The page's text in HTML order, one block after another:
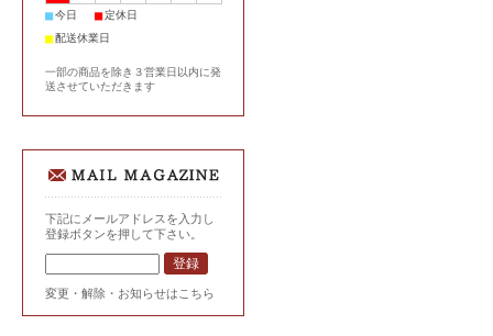
■今日 ■定休日
■配送休業日
一部の商品を除き３営業日以内に発
送させていただきます
下記にメールアドレスを入力し
登録ボタンを押して下さい。
変更・解除・お知らせはこちら